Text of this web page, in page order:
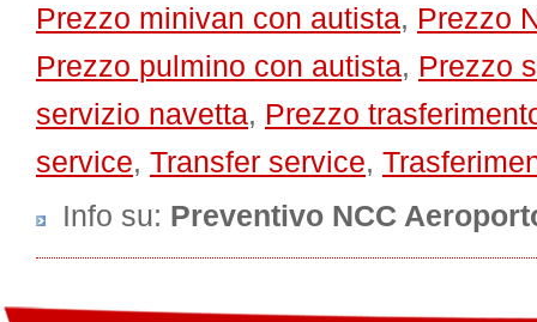
Prezzo minivan con autista, Prezzo
Prezzo pulmino con autista, Prezzo
servizio navetta, Prezzo
service, Transfer service,
Info su: Preventivo NCC